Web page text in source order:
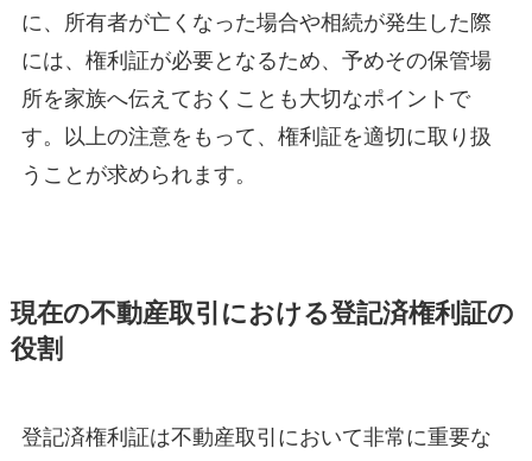
に、所有者が亡くなった場合や相続が発生した際
には、権利証が必要となるため、予めその保管場
所を家族へ伝えておくことも大切なポイントで
す。以上の注意をもって、権利証を適切に取り扱
うことが求められます。
現在の不動産取引における登記済権利証の
役割
登記済権利証は不動産取引において非常に重要な